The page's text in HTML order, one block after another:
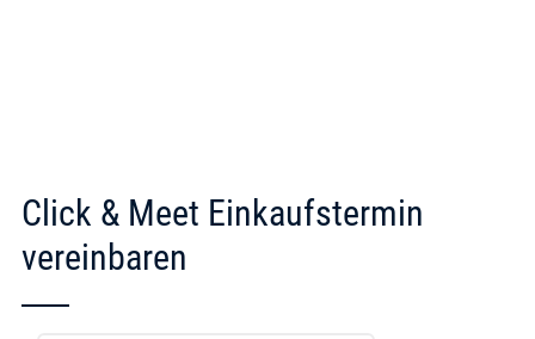
Click & Meet Einkaufstermin
vereinbaren